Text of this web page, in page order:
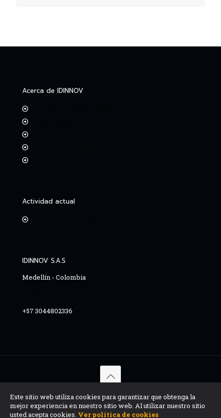
Acerca de IDINNOV
Actividad actual
IDINNOV S.A.S
Medellín - Colombia
+57 3044802336
Este sitio web utiliza cookies para garantizar que obtenga la
mejor experiencia en nuestro sitio web. Al utilizar nuestro sitio
usted acepta cookies. Ver política de cookies
© 2015 - 2026 Copyright. IDINNOV S.A.S - Todos los
derechos reservados, info@idinnov.com